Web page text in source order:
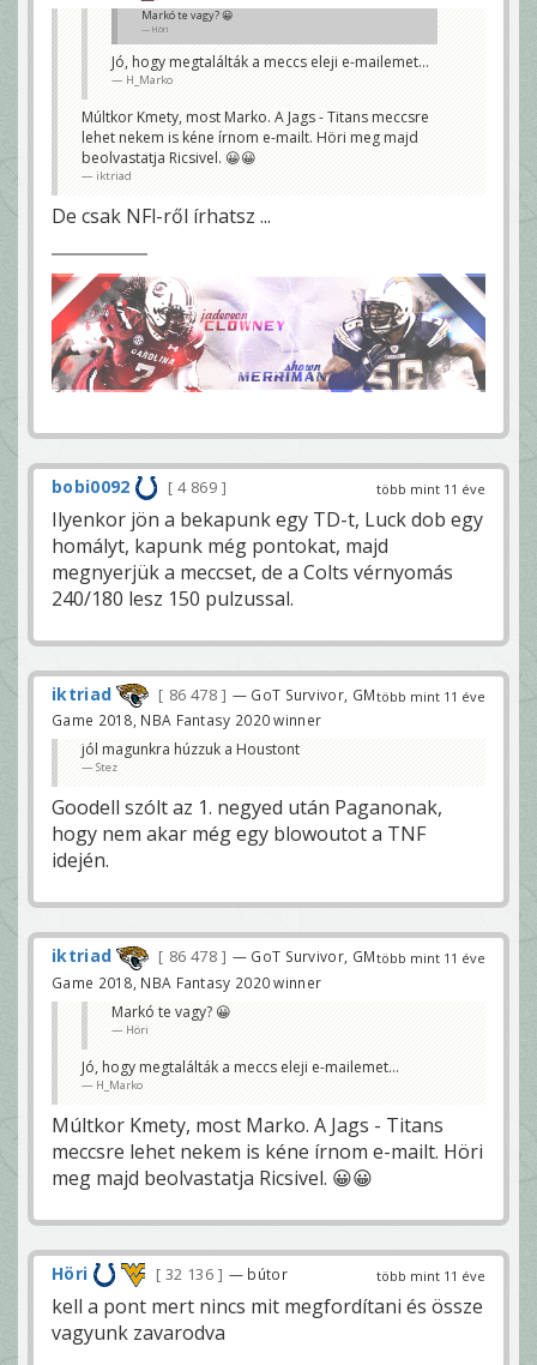
Markó te vagy? 😀
Höri
Jó, hogy megtalálták a meccs eleji e-mailemet...
H_Marko
Múltkor Kmety, most Marko. A Jags - Titans meccsre
lehet nekem is kéne írnom e-mailt. Höri meg majd
beolvastatja Ricsivel. 😀😀
iktriad
De csak NFl-ről írhatsz ...
több mint 11 éve
bobi0092 4 869
Ilyenkor jön a bekapunk egy TD-t, Luck dob egy
homályt, kapunk még pontokat, majd
megnyerjük a meccset, de a Colts vérnyomás
240/180 lesz 150 pulzussal.
több mint 11 éve
iktriad 86 478
— GoT Survivor, GM
Game 2018, NBA Fantasy 2020 winner
jól magunkra húzzuk a Houstont
Stez
Goodell szólt az 1. negyed után Paganonak,
hogy nem akar még egy blowoutot a TNF
idején.
több mint 11 éve
iktriad 86 478
— GoT Survivor, GM
Game 2018, NBA Fantasy 2020 winner
Markó te vagy? 😀
Höri
Jó, hogy megtalálták a meccs eleji e-mailemet...
H_Marko
Múltkor Kmety, most Marko. A Jags - Titans
meccsre lehet nekem is kéne írnom e-mailt. Höri
meg majd beolvastatja Ricsivel. 😀😀
több mint 11 éve
Höri 32 136 — bútor
kell a pont mert nincs mit megfordítani és össze
vagyunk zavarodva